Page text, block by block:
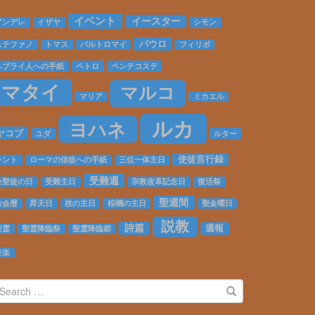
Complete
ンデレ イザヤ イベント イースター シモン
テファノ トマス バルトロマイ パウロ フィリポ
ブライ人への手紙 ペトロ ペンテコステ
マタイ マリア マルコ ミカエル
コブ ユダ ヨハネ ルカ ルター
ント ローマの信徒への手紙 三位一体主日 使徒言行録
聖徒の日 受難主日 受難週 宗教改革記念日 復活祭
会暦 昇天日 枝の主日 棕櫚の主日 聖週間 聖金曜日
霊 聖霊降臨祭 聖霊降臨節 詩篇 説教 週報
楽